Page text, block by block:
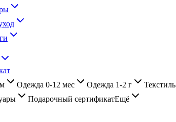
Одежда 0-12 мес Одежда 1-2 г Текстиль
Подарочный сертификатЕщё